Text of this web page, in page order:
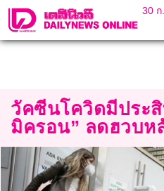
30
วัคซีนโควิดมีประ
มิครอน” ลดฮวบห